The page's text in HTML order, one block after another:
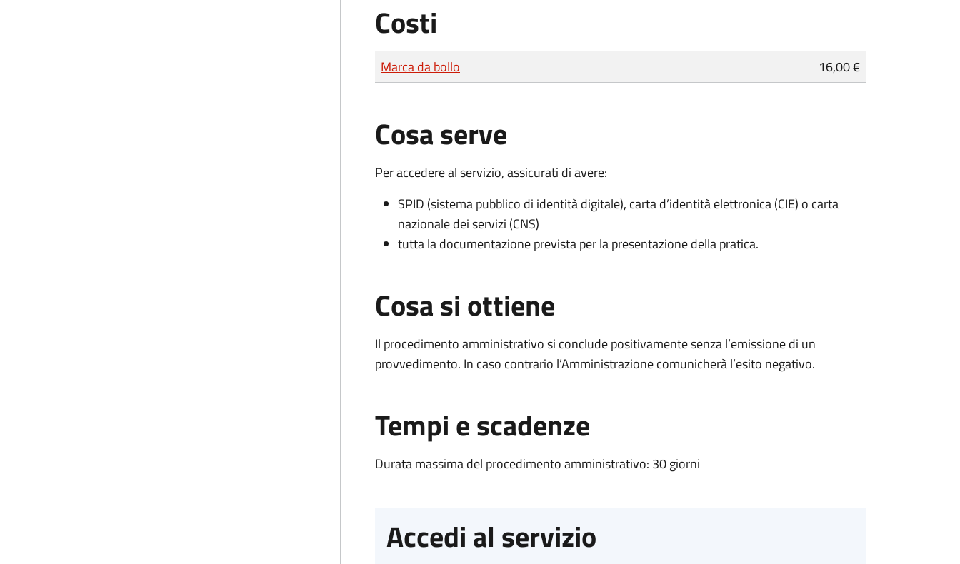
Costi
Tipo di pagamento
Importo
Marca da bollo 16,00 €
Cosa serve
Per accedere al servizio, assicurati di avere:
SPID (sistema pubblico di identità digitale), carta d’identità elettronica (CIE) o carta
nazionale dei servizi (CNS)
tutta la documentazione prevista per la presentazione della pratica.
Cosa si ottiene
Il procedimento amministrativo si conclude positivamente senza l’emissione di un
provvedimento. In caso contrario l’Amministrazione comunicherà l’esito negativo.
Tempi e scadenze
Durata massima del procedimento amministrativo: 30 giorni
Accedi al servizio